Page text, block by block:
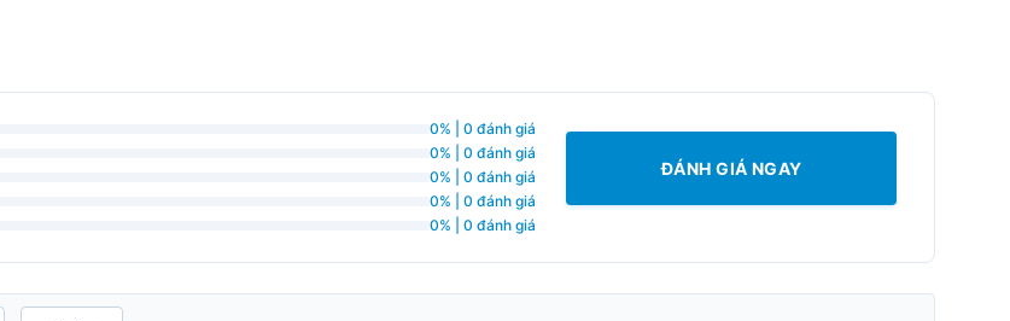
0% | 0 đánh giá
0% | 0 đánh giá
0% | 0 đánh giá
0% | 0 đánh giá
0% | 0 đánh giá
ĐÁNH GIÁ NGAY